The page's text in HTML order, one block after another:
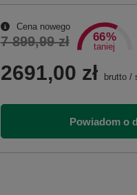
Cena nowego
7 899,99 zł 66%
taniej
2691,00 zł brutto/
Powiadom o